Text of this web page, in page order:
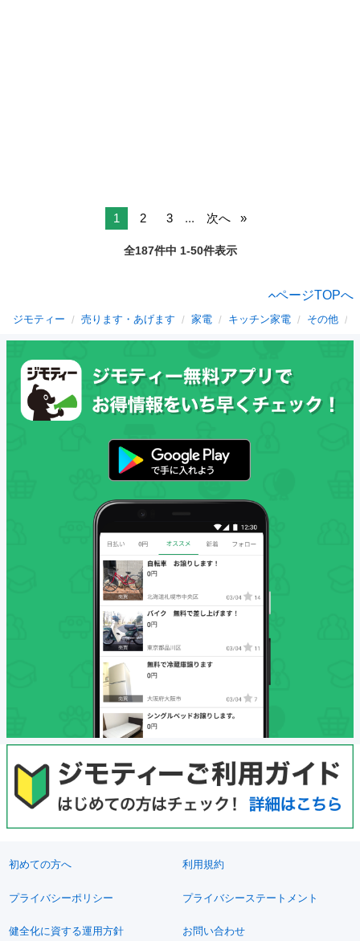
1 2 3 ... 次へ
全187件中 1-50件表示
ページTOPへ
ジモティー 売ります・あげます 家電 キッチン家電 その他
初めての方へ 利用規約
プライバシーポリシー プライバシーステートメント
健全化に資する運用方針 お問い合わせ